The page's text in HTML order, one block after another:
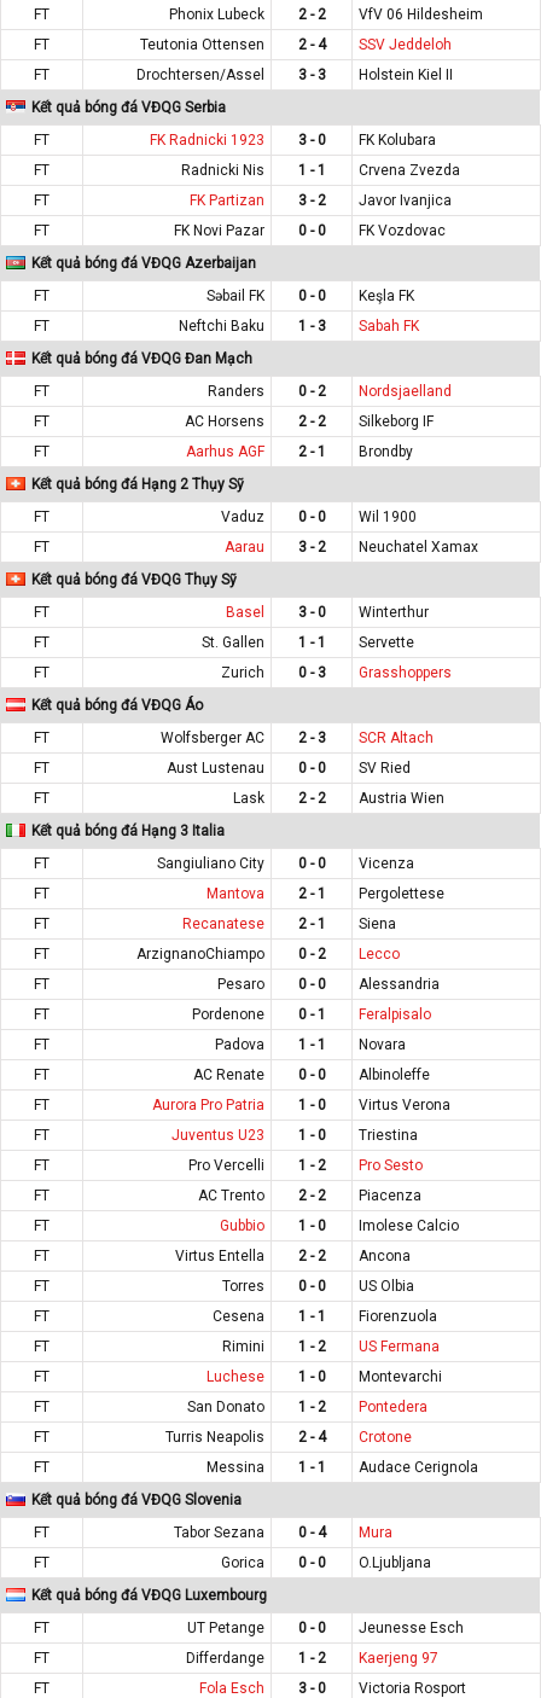
FT Phonix Lubeck 2 - 2
VfV 06 Hildesheim
FT
Teutonia Ottensen 2 - 4
SSV Jeddeloh
FT
Drochtersen/Assel 3 - 3
Holstein Kiel II
Kết quả bóng đá VĐQG Serbia
FT
FK Radnicki 1923 3 - 0
FK Kolubara
FT
Radnicki Nis 1 - 1
Crvena Zvezda
FT
FK Partizan 3 - 2
Javor Ivanjica
FT
FK Novi Pazar 0 - 0
FK Vozdovac
Kết quả bóng đá VĐQG Azerbaijan
FT
Səbail FK 0 - 0
Keşla FK
FT
Neftchi Baku 1 - 3
Sabah FK
Kết quả bóng đá VĐQG Đan Mạch
FT
Randers 0 - 2
Nordsjaelland
FT
AC Horsens 2 - 2
Silkeborg IF
FT
Aarhus AGF 2 - 1
Brondby
Kết quả bóng đá Hạng 2 Thụy Sỹ
FT
Vaduz 0 - 0
Wil 1900
FT
Aarau 3 - 2
Neuchatel Xamax
Kết quả bóng đá VĐQG Thụy Sỹ
FT
Basel 3 - 0
Winterthur
FT
St. Gallen 1 - 1
Servette
FT
Zurich 0 - 3
Grasshoppers
Kết quả bóng đá VĐQG Áo
FT
Wolfsberger AC 2 - 3
SCR Altach
FT
Aust Lustenau 0 - 0
SV Ried
FT
Lask 2 - 2
Austria Wien
Kết quả bóng đá Hạng 3 Italia
FT
Sangiuliano City 0 - 0
Vicenza
FT
Mantova 2 - 1
Pergolettese
FT
Recanatese 2 - 1
Siena
FT
ArzignanoChiampo 0 - 2
Lecco
FT
Pesaro 0 - 0
Alessandria
FT
Pordenone 0 - 1
Feralpisalo
FT
Padova 1 - 1
Novara
FT
AC Renate 0 - 0
Albinoleffe
FT
Aurora Pro Patria 1 - 0
Virtus Verona
FT
Juventus U23 1 - 0
Triestina
FT
Pro Vercelli 1 - 2
Pro Sesto
FT
AC Trento 2 - 2
Piacenza
FT
Gubbio 1 - 0
Imolese Calcio
FT
Virtus Entella 2 - 2
Ancona
FT
Torres 0 - 0
US Olbia
FT
Cesena 1 - 1
Fiorenzuola
FT
Rimini 1 - 2
US Fermana
FT
Luchese 1 - 0
Montevarchi
FT
San Donato 1 - 2
Pontedera
FT
Turris Neapolis 2 - 4
Crotone
FT
Messina 1 - 1
Audace Cerignola
Kết quả bóng đá VĐQG Slovenia
FT
Tabor Sezana 0 - 4
Mura
FT
Gorica 0 - 0
O.Ljubljana
Kết quả bóng đá VĐQG Luxembourg
FT
UT Petange 0 - 0
Jeunesse Esch
FT
Differdange 1 - 2
Kaerjeng 97
FT
Fola Esch 3 - 0
Victoria Rosport